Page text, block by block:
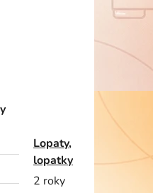
Lopaty,
lopatky
2 roky